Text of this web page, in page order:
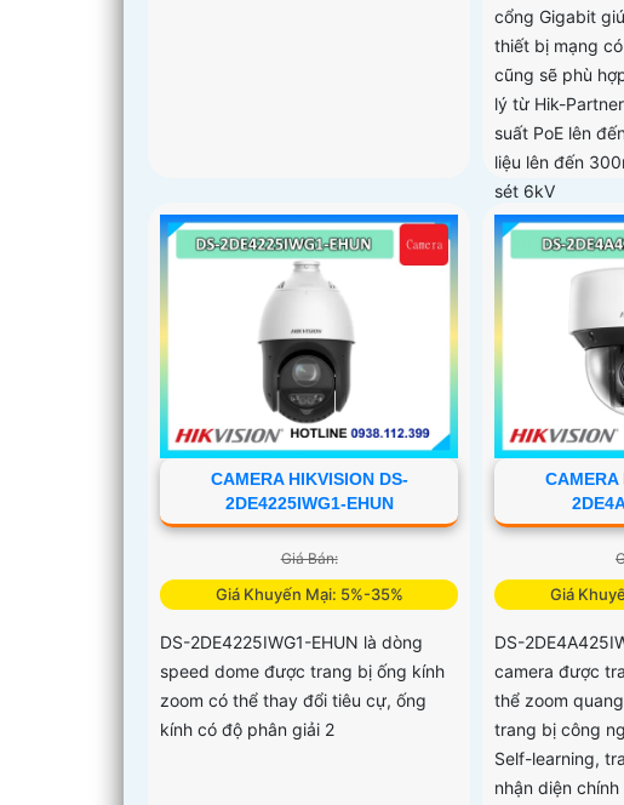
cổng Gigabit
thiết bị mạng
cũng sẽ phù
lý từ Hik-
suất PoE lên
liệu lên đến
sét 6kV
CAMERA HIKVISION DS-
2DE4225IWG1-EHUN
Giá Bán:
Giá Khuyến Mại: 5%-35%
DS-2DE4225IWG1-EHUN là dòng
speed dome được trang bị ống kính
zoom có thể thay đổi tiêu cự, ống
kính có độ phân giải 2
CAMERA
Giá
DS-
camera được
thể zoom
trang bị công
Self-learning,
nhận diện